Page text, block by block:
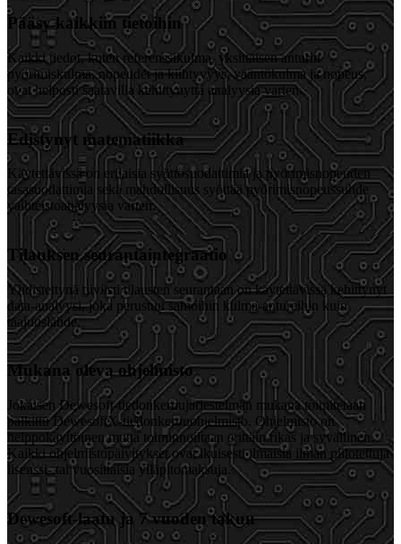
Pääsy kaikkiin tietoihin
Kaikki tiedot, kuten referenssikulma, yksittäisen anturin
pyörimiskulma, nopeudet ja kiihtyvyys, vääntökulma ja nopeus,
ovat helposti saatavilla kehittynyttä analyysia varten.
Edistynyt matematiikka
Käytettävissä on erilaisia syöttösuodattimia ja pyörimisnopeuden
tasasuodattimia sekä mahdollisuus syöttää pyörimisnopeussuhde
vaihteistoanalyysia varten.
Tilauksen seurantaintegraatio
Yhdistettynä tiiviisti tilausten seurantaan on käytettävissä kehittynyt
data-analyysi, joka perustuu samoihin kulma-antureihin kuin
taajuuslähde,
Mukana oleva ohjelmisto
Jokaisen Dewesoft-tiedonkeruujärjestelmän mukana toimitetaan
palkittu DewesoftX-tiedonkeruuohjelmisto. Ohjelmisto on
helppokäyttöinen mutta toiminnoiltaan erittäin rikas ja syvällinen.
Kaikki ohjelmistopäivitykset ovat ikuisesti ilmaisia ilman piilotettuja
lisenssi- tai vuosittaisia ylläpitomaksuja.
Dewesoft-laatu ja 7 vuoden takuu